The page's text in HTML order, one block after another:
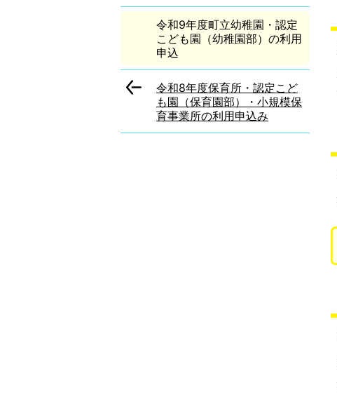
令和9年度町立幼稚園・認定
こども園（幼稚園部）の利用
申込
令和8年度保育所・認定こど
も園（保育園部）・小規模保
育事業所の利用申込み